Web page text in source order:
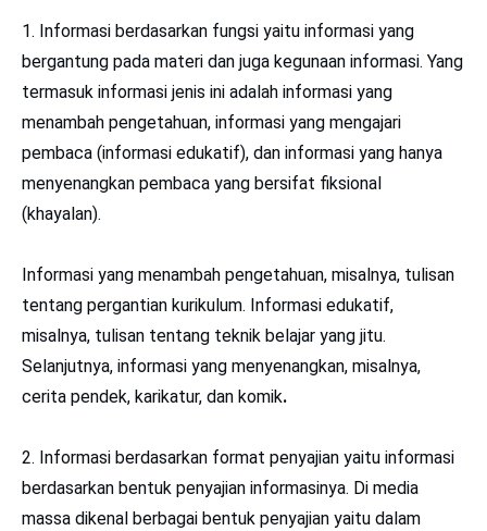
1. Informasi berdasarkan fungsi yaitu informasi yang
bergantung pada materi dan juga kegunaan informasi. Yang
termasuk informasi jenis ini adalah informasi yang
menambah pengetahuan, informasi yang mengajari
pembaca (informasi edukatif), dan informasi yang hanya
menyenangkan pembaca yang bersifat fiksional
(khayalan).
Informasi yang menambah pengetahuan, misalnya, tulisan
tentang pergantian kurikulum. Informasi edukatif,
misalnya, tulisan tentang teknik belajar yang jitu.
Selanjutnya, informasi yang menyenangkan, misalnya,
cerita pendek, karikatur, dan komik.
2. Informasi berdasarkan format penyajian yaitu informasi
berdasarkan bentuk penyajian informasinya. Di media
massa dikenal berbagai bentuk penyajian yaitu dalam